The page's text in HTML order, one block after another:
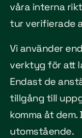
våra interna
tur verifierade
Vi använder
verktyg för att
Endast de
tillgång till
komma åt
utomstående.